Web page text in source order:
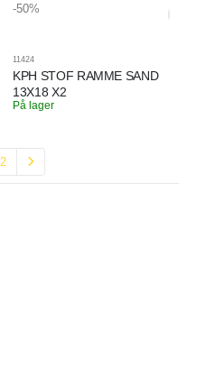
-50%
11424
KPH STOF RAMME SAND
13X18 X2
På lager
2